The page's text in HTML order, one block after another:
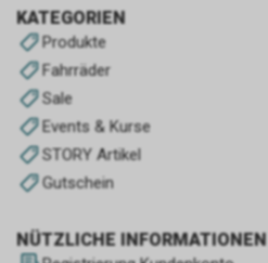
KATEGORIEN
Produkte
Fahrräder
Sale
Events & Kurse
STORY Artikel
Gutschein
NÜTZLICHE INFORMATIONEN